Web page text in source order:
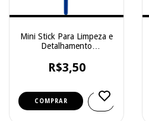
Mini Stick Para Limpeza e
Detalhamento
Médio - Vonixx
R$3,50